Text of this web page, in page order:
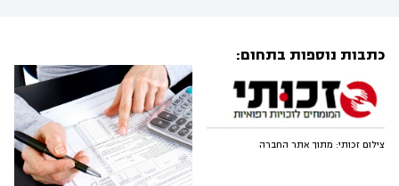
כתבות נוספות בתחום:
צילום זכותי: מתוך אתר החברה